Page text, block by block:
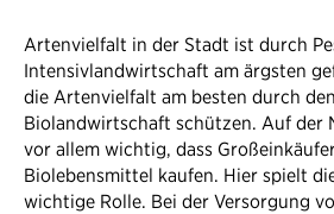
Artenvielfalt in der Stadt ist durch
Intensivlandwirtschaft am ärgsten
die Artenvielfalt am besten durch
Biolandwirtschaft schützen. Auf der
vor allem wichtig, dass
Biolebensmittel kaufen. Hier spielt
wichtige Rolle. Bei der Versorgung